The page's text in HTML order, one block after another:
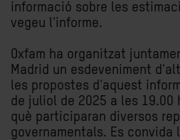
informació sobre les
vegeu l'informe.
Oxfam ha organitzat
Madrid un esdeveniment
les propostes d'aquest
de juliol de 2025 a les 19.00
què participaran diversos
governamentals. Es convida